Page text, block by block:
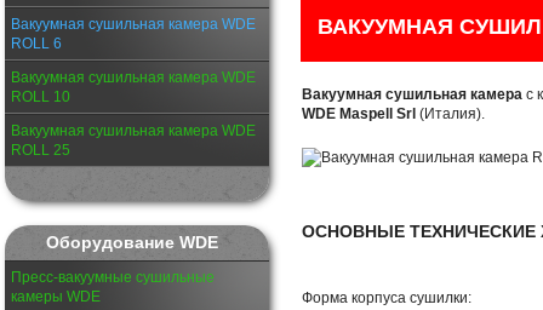
Вакуумная сушильная камера WDE
ROLL 6
Вакуумная сушильная камера WDE
ROLL 10
Вакуумная сушильная камера WDE
ROLL 25
Оборудование WDE
Пресс-вакуумные сушильные
камеры WDE
ВАКУУМНАЯ
Вакуумная сушильная камера с
WDE Maspell Srl (Италия).
ОСНОВНЫЕ ТЕХНИЧЕСКИЕ
Форма корпуса сушилки: